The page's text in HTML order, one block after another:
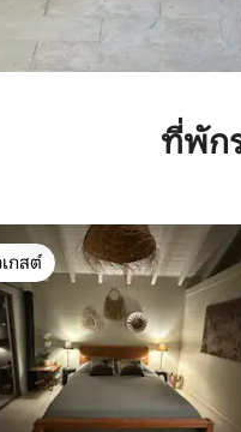
ที่พัก
กสต์
เกสต์